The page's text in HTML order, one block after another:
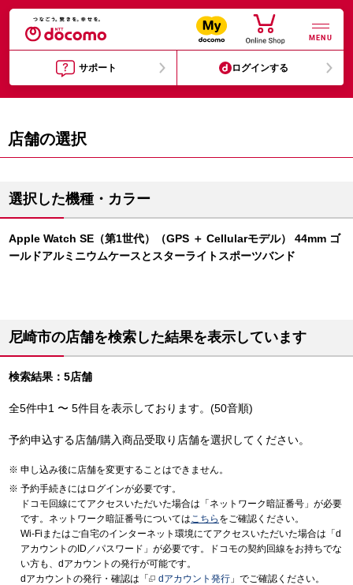
MENU
サポート ログインする
店舗の選択
選択した機種・カラー
Apple Watch SE（第1世代）（GPS ＋ Cellularモデル） 44mm ゴ
ールドアルミニウムケースとスターライトスポーツバンド
尼崎市の店舗を検索した結果を表示しています
検索結果：5店舗
全5件中1 〜 5件目を表示しております。(50音順)
予約申込する店舗/購入商品受取り店舗を選択してください。
申し込み後に店舗を変更することはできません。
予約手続きにはログインが必要です。
ドコモ回線にてアクセスいただいた場合は「ネットワーク暗証番号」が必要
です。ネットワーク暗証番号についてはこちら をご確認ください。
Wi-Fiまたはご自宅のインターネット環境にてアクセスいただいた場合は「d
アカウントのID／パスワード」が必要です。ドコモの契約回線をお持ちでな
い方も、dアカウントの発行が可能です。
dアカウントの発行・確認は「
dアカウント発行 」でご確認ください。